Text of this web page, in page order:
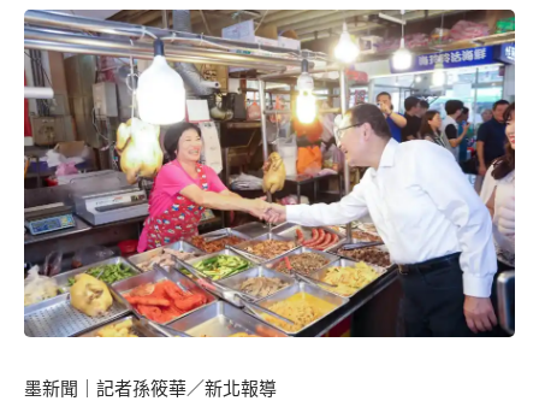
墨新聞 ｜記者孫筱華／新北報導